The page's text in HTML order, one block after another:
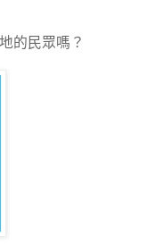
的民眾嗎？